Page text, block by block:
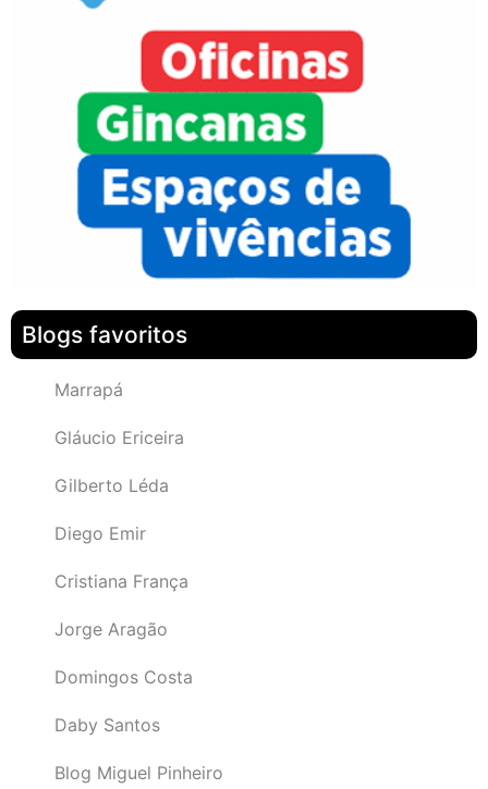
Blogs favoritos
Marrapá
Gláucio Ericeira
Gilberto Léda
Diego Emir
Cristiana França
Jorge Aragão
Domingos Costa
Daby Santos
Blog Miguel Pinheiro